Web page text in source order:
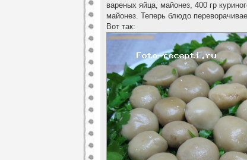
вареных яйца, майонез, 400 гр
майонез. Теперь блюдо
Вот так: